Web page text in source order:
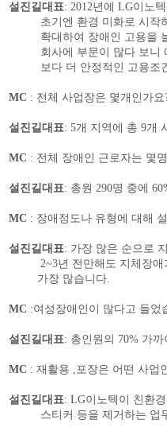
설진길대표: 2012년에 LG이노
초기엔 환경 미화로 시작
확대하여 장애인 고용을
회사에 부문이 많다 보니
보다 더 안정적인 고용조
MC : 전체 사업장은 몇개인가요
설진길대표: 5개 지역에 총 9개
MC : 전체 장애인 근로자는 몇
설진길대표: 총원 290명 중에
MC : 장애정도나 유형에 대해
설진길대표: 가장 많은 순으로
2~3년 전만해도 지체장
가장 많습니다.
MC :여성장애인이 많다고 들었
설진길대표: 총인원의 70% 가까
MC : 재활용 ,포장은 어떤 사업
설진길대표: LG이노텍이 친환
스티커 등을 제거하는 업